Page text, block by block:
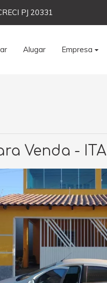
PJ 20331
Alugar Empresa
Venda -